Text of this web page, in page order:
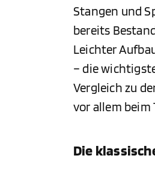
Stangen und
bereits
Leichter
– die
Vergleich zu
vor allem beim
Die